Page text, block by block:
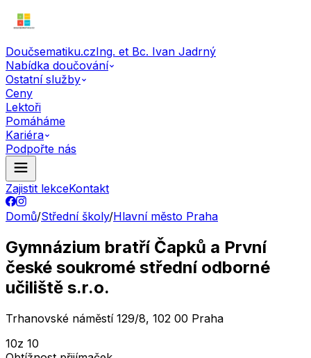
Doučsematiku.czIng. et Bc. Ivan Jadrný
Nabídka doučování
Ostatní služby
Ceny
Lektoři
Pomáháme
Kariéra
Podpořte nás
Zajistit lekceKontakt
Domů/Střední školy/Hlavní město Praha
Gymnázium bratří Čapků a První
české soukromé střední odborné
učiliště s.r.o.
Trhanovské náměstí 129/8, 102 00 Praha
10z 10